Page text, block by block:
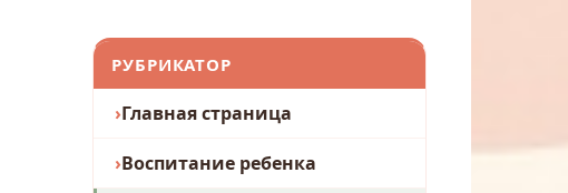
РУБРИКАТОР
Главная страница
Воспитание ребенка